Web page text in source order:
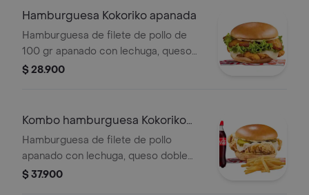
Hamburguesa Kokoriko apanada
Hamburguesa de filete de pollo de
100 gr apanado con lechuga, queso
doble crema, maduritos y 1 salsa de tu
$ 28.900
Kombo hamburguesa Kokoriko
apanada
Hamburguesa de filete de pollo
apanado con lechuga, queso doble
crema, maduritos y salsa
$ 37.900